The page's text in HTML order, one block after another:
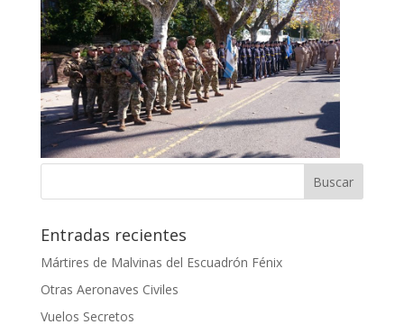
Entradas recientes
Mártires de Malvinas del Escuadrón Fénix
Otras Aeronaves Civiles
Vuelos Secretos